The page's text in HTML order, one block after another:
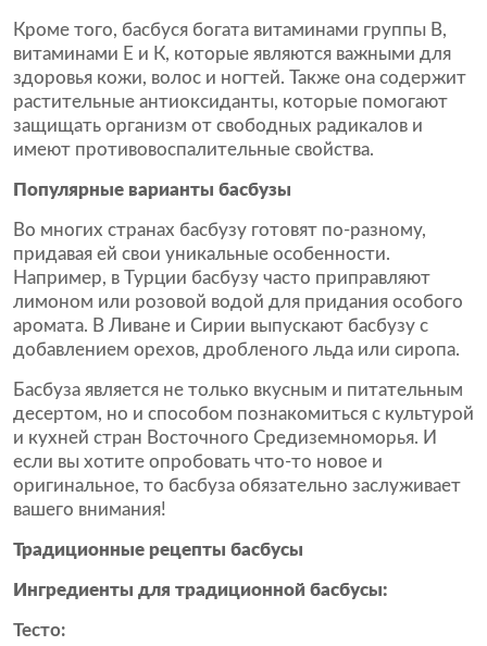
Кроме того, басбуся богата витаминами группы В,
витаминами Е и К, которые являются важными для
здоровья кожи, волос и ногтей. Также она содержит
растительные антиоксиданты, которые помогают
защищать организм от свободных радикалов и
имеют противовоспалительные свойства.
Популярные варианты басбузы
Во многих странах басбузу готовят по-разному,
придавая ей свои уникальные особенности.
Например, в Турции басбузу часто приправляют
лимоном или розовой водой для придания особого
аромата. В Ливане и Сирии выпускают басбузу с
добавлением орехов, дробленого льда или сиропа.
Басбуза является не только вкусным и питательным
десертом, но и способом познакомиться с культурой
и кухней стран Восточного Средиземноморья. И
если вы хотите опробовать что-то новое и
оригинальное, то басбуза обязательно заслуживает
вашего внимания!
Традиционные рецепты басбусы
Ингредиенты для традиционной басбусы:
Тесто: